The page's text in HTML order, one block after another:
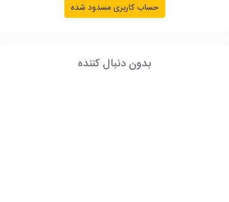
حساب کاربری مسدود شده
بدون دنبال کننده